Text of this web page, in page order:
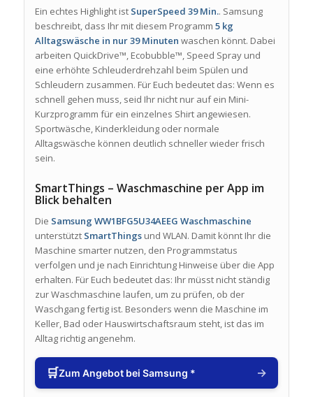
Ein echtes Highlight ist SuperSpeed 39 Min.. Samsung
beschreibt, dass Ihr mit diesem Programm 5 kg
Alltagswäsche in nur 39 Minuten waschen könnt. Dabei
arbeiten QuickDrive™, Ecobubble™, Speed Spray und
eine erhöhte Schleuderdrehzahl beim Spülen und
Schleudern zusammen. Für Euch bedeutet das: Wenn es
schnell gehen muss, seid Ihr nicht nur auf ein Mini-
Kurzprogramm für ein einzelnes Shirt angewiesen.
Sportwäsche, Kinderkleidung oder normale
Alltagswäsche können deutlich schneller wieder frisch
sein.
SmartThings – Waschmaschine per App im
Blick behalten
Die Samsung WW1BFG5U34AEEG Waschmaschine
unterstützt SmartThingsund WLAN. Damit könnt Ihr die
Maschine smarter nutzen, den Programmstatus
verfolgen und je nach Einrichtung Hinweise über die App
erhalten. Für Euch bedeutet das: Ihr müsst nicht ständig
zur Waschmaschine laufen, um zu prüfen, ob der
Waschgang fertig ist. Besonders wenn die Maschine im
Keller, Bad oder Hauswirtschaftsraum steht, ist das im
Alltag richtig angenehm.
🛒Zum Angebot bei Samsung * →